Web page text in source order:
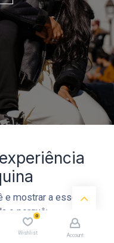
0
Wishlist Account
mostrar a essência
o porquê: